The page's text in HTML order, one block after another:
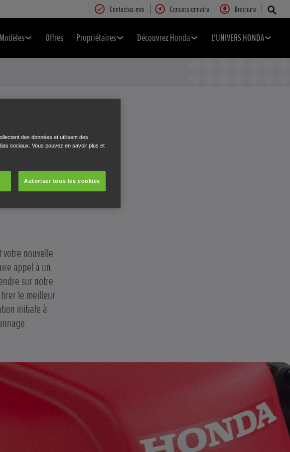
Contactez-moi Concessionnaire Brochure
Modèles Offres Propriétaires Découvrez Honda L'UNIVERS HONDA
PAR
votre nouvelle
appel à un
sur notre
le meilleur
initiale à
des données et utilisent des
sociaux. Vous pouvez en savoir plus et
Autoriser tous les cookies